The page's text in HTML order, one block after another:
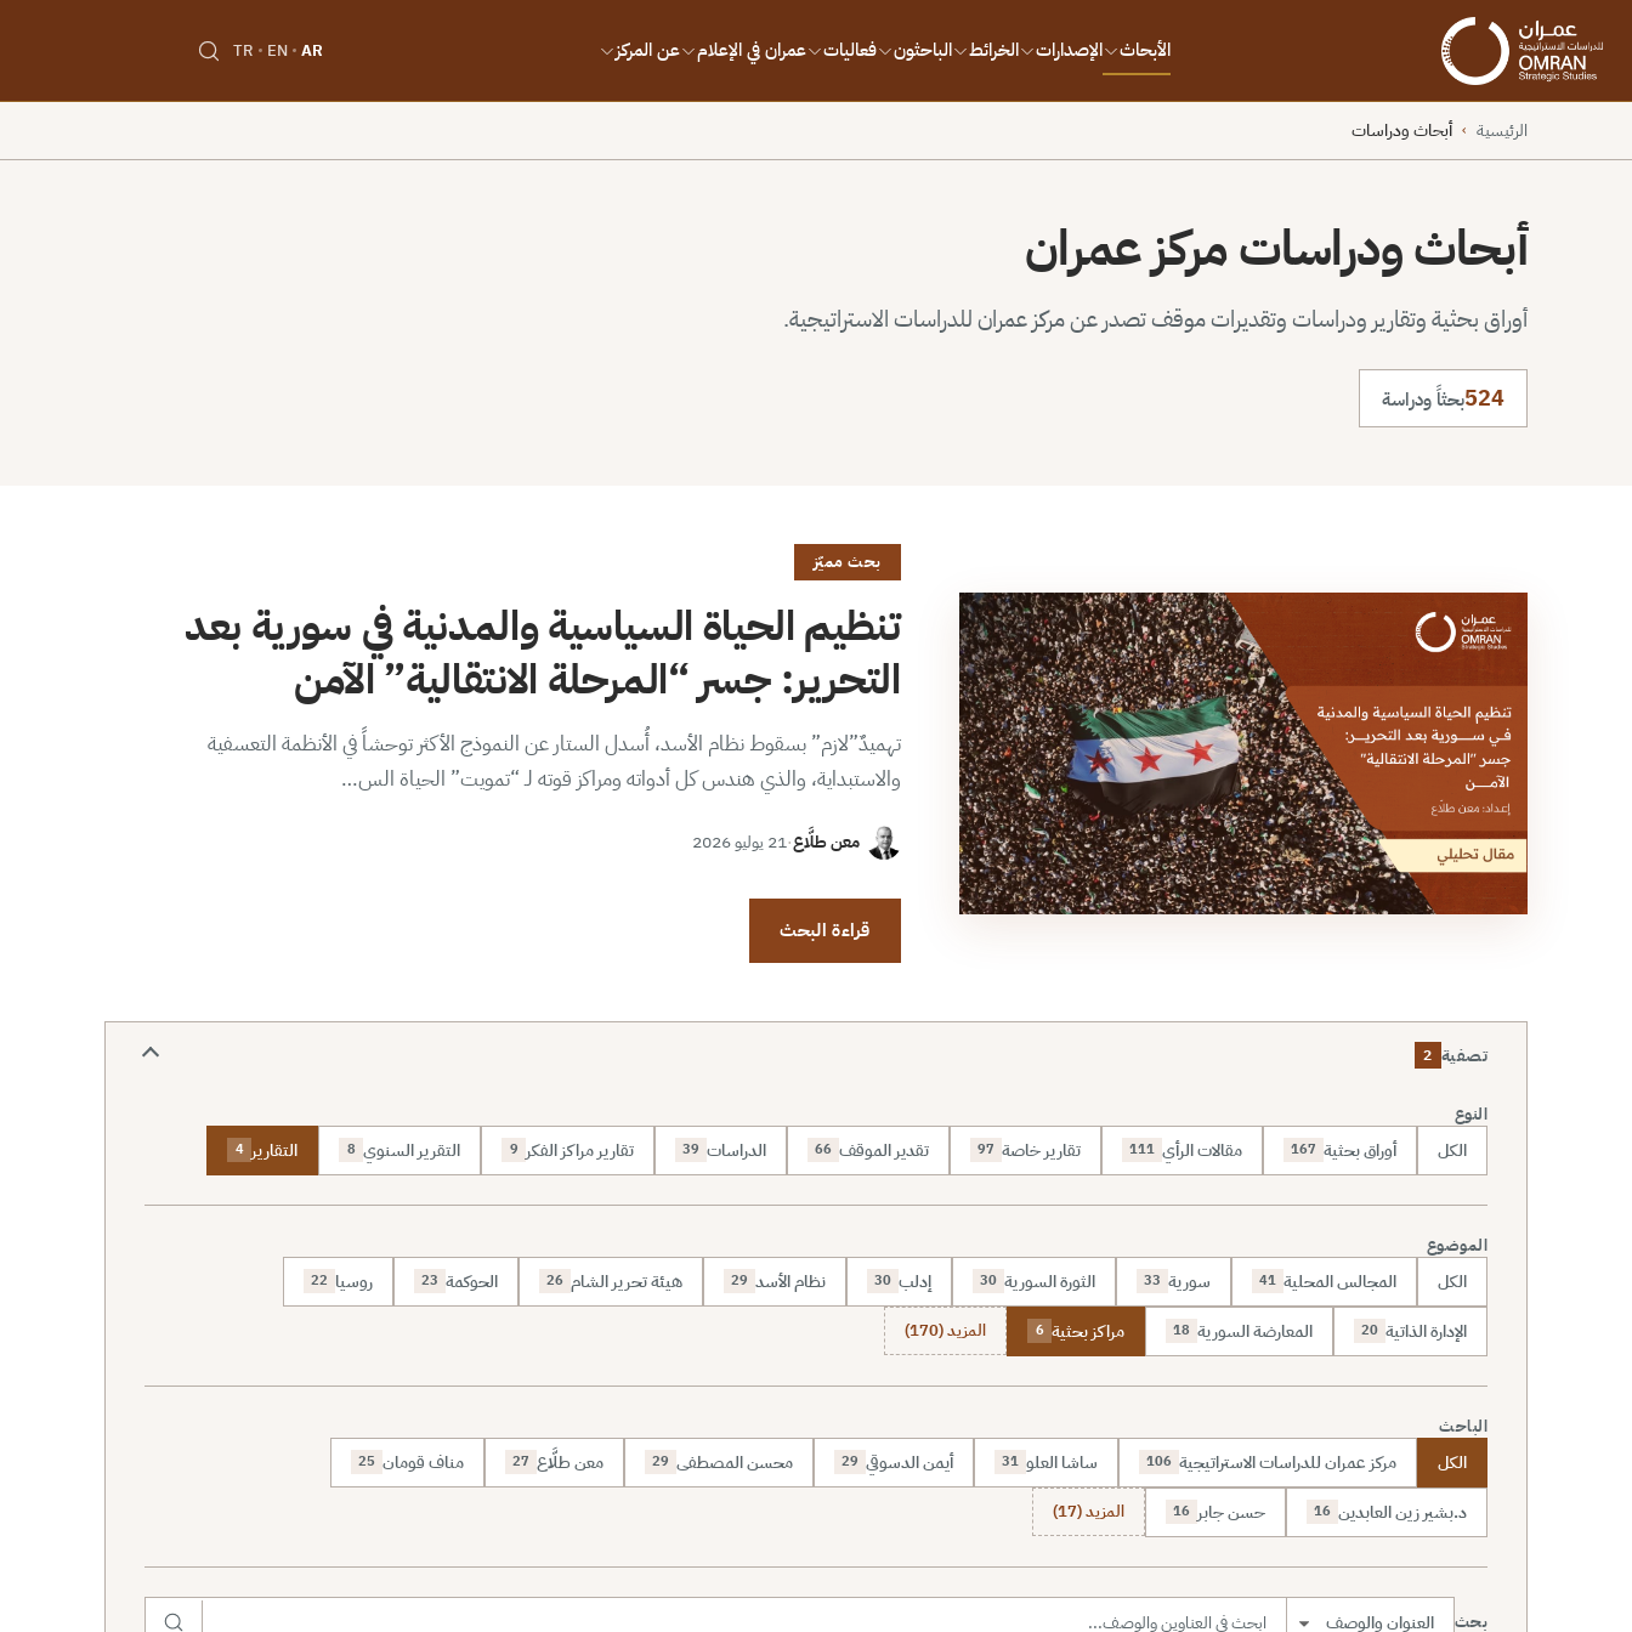
الأبحاث الإصدارات الخرائط الباحثون فعاليات عمران في الإعلام عن المركز AR
EN
TR
الرئيسية › أبحاث ودراسات
أبحاث ودراسات مركز عمران
أوراق بحثية وتقارير ودراسات وتقديرات موقف تصدر عن مركز عمران للدراسات الاستراتيجية.
524بحثاً ودراسة
بحث مميّز
تنظيم الحياة السياسية والمدنية في سورية بعد
التحرير: جسر “المرحلة الانتقالية” الآمن
تهميدٌ”لازم” بسقوط نظام الأسد، أُسدل الستار عن النموذج الأكثر توحشاً في الأنظمة التعسفية
والاستبداية، والذي هندس كل أدواته ومراكز قوته لـ “تمويت” الحياة الس…
معن طلَّاع·21 يوليو 2026
قراءة البحث
تصفية 2
النوع
الكل أوراق بحثية 167 مقالات الرأي 111 تقارير خاصة 97 تقدير الموقف 66 الدراسات 39 تقارير مراكز الفكر 9 التقرير السنوي 8 التقارير 4
الموضوع
الكل المجالس المحلية 41 سورية 33 الثورة السورية 30 إدلب 30 نظام الأسد 29 هيئة تحرير الشام 26 الحوكمة 23 روسيا 22
الإدارة الذاتية 20 المعارضة السورية 18 مراكز بحثية 6 المزيد (170)
الباحث
الكل مركز عمران للدراسات الاستراتيجية 106 ساشا العلو 31 أيمن الدسوقي 29 محسن المصطفى 29 معن طلَّاع 27 مناف قومان 25
د.بشير زين العابدين 16 حسن جابر 16 المزيد (17)
بحث